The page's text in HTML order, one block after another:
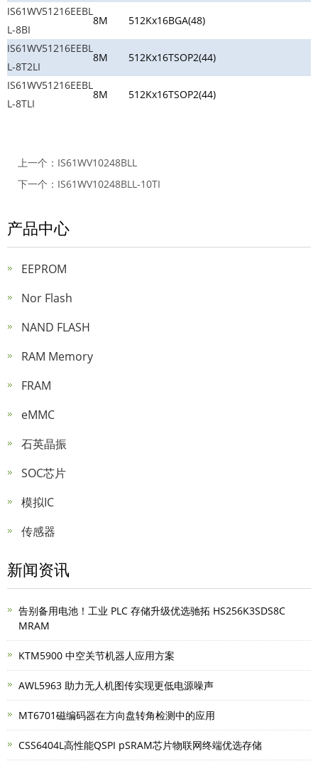
IS61WV51216EEBL
L-8BI
8M 512Kx16BGA(48)
IS61WV51216EEBL
L-8T2LI
8M 512Kx16TSOP2(44)
IS61WV51216EEBL
L-8TLI
8M 512Kx16TSOP2(44)
上一个： IS61WV10248BLL
下一个： IS61WV10248BLL-10TI
产品中心
EEPROM
Nor Flash
NAND FLASH
RAM Memory
FRAM
eMMC
石英晶振
SOC芯片
模拟IC
传感器
新闻资讯
告别备用电池！工业 PLC 存储升级优选驰拓 HS256K3SDS8C
MRAM
KTM5900 中空关节机器人应用方案
AWL5963 助力无人机图传实现更低电源噪声
MT6701磁编码器在方向盘转角检测中的应用
CSS6404L高性能QSPI pSRAM芯片物联网终端优选存储